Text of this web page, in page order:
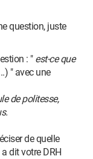
question, juste
: " est-ce que
" avec une
de politesse,
de quelle
dit votre DRH